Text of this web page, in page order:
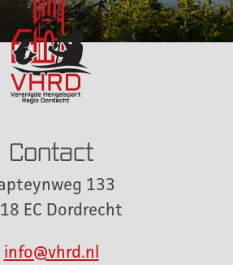
Contact
133
EC Dordrecht
info@vhrd.nl